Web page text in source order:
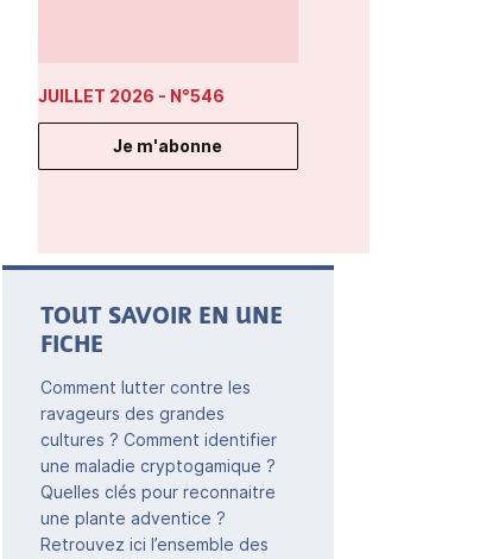
JUILLET 2026 - N°546
Je m'abonne
TOUT SAVOIR EN UNE
FICHE
Comment lutter contre les
ravageurs des grandes
cultures ? Comment identifier
une maladie cryptogamique ?
Quelles clés pour reconnaitre
une plante adventice ?
Retrouvez ici l’ensemble des